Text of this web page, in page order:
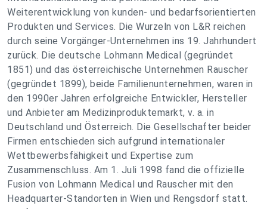
Weiterentwicklung von kunden- und bedarfsorientierten
Produkten und Services. Die Wurzeln von L&R reichen
durch seine Vorgänger-Unternehmen ins 19. Jahrhundert
zurück. Die deutsche Lohmann Medical (gegründet
1851) und das österreichische Unternehmen Rauscher
(gegründet 1899), beide Familienunternehmen, waren in
den 1990er Jahren erfolgreiche Entwickler, Hersteller
und Anbieter am Medizinproduktemarkt, v. a. in
Deutschland und Österreich. Die Gesellschafter beider
Firmen entschieden sich aufgrund internationaler
Wettbewerbsfähigkeit und Expertise zum
Zusammenschluss. Am 1. Juli 1998 fand die offizielle
Fusion von Lohmann Medical und Rauscher mit den
Headquarter-Standorten in Wien und Rengsdorf statt.